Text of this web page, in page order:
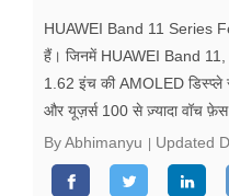
वीडियो
रिलेशनशिप
जीवन मंत्रा
HUAWEI Band 11 Series
हैं। जिनमें HUAWEI Band 11,
1.62 इंच की AMOLED
और यूज़र्स 100 से ज़्यादा वॉच
By Abhimanyu
Updated